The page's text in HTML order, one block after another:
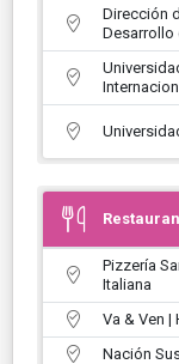
Dirección
Desarrollo
Pizzería
Italiana
Va & Ven |
Nación